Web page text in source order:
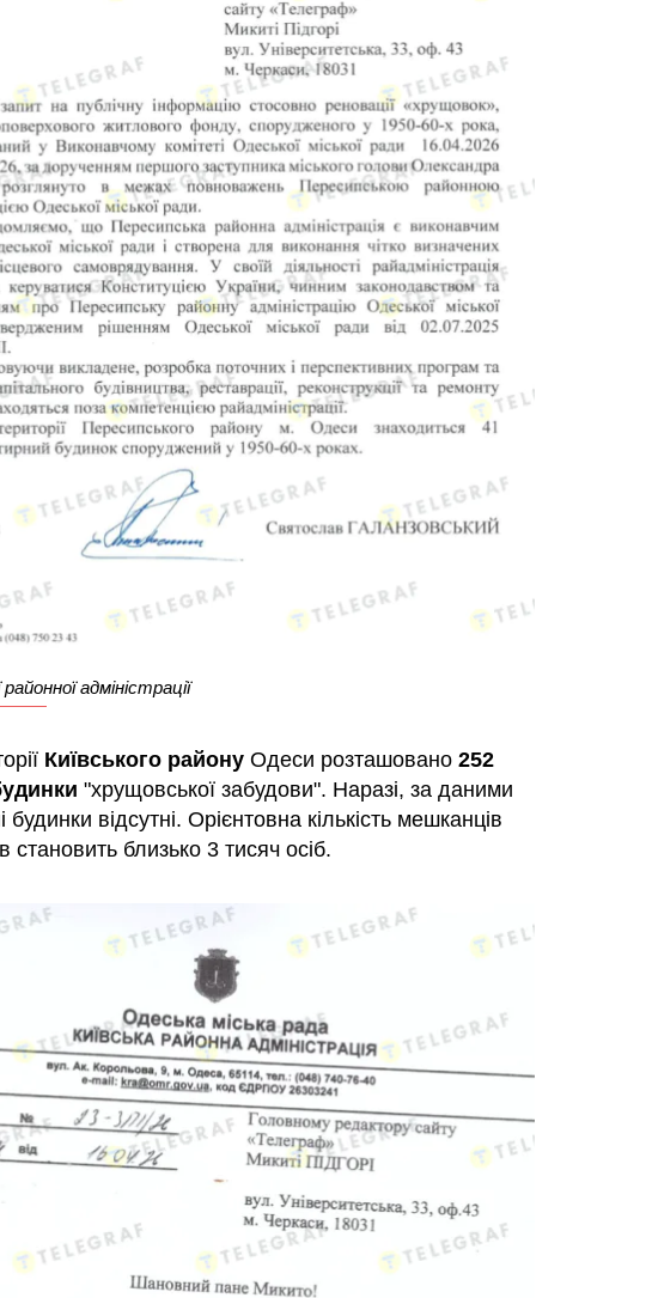
адміністрації
Київського району Одеси розташовано 252
"хрущовської забудови". Наразі, за даними
відсутні. Орієнтовна кількість мешканців
становить близько 3 тисяч осіб.